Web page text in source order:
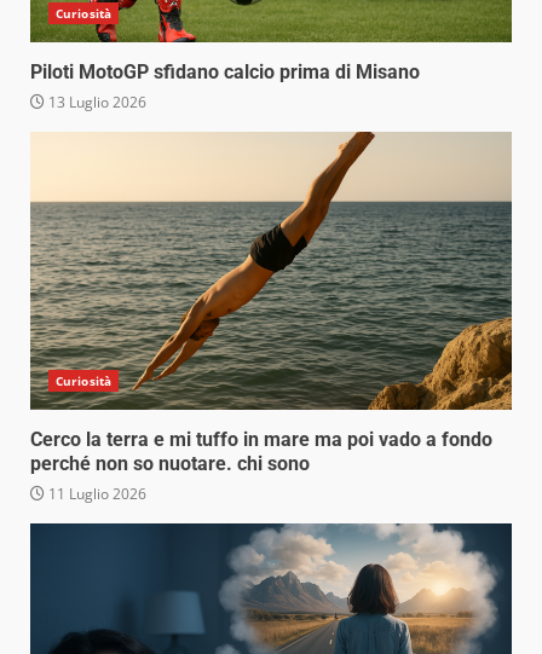
Curiosità
Piloti MotoGP sfidano calcio prima di Misano
13 Luglio 2026
Curiosità
Cerco la terra e mi tuffo in mare ma poi vado a fondo
perché non so nuotare. chi sono
11 Luglio 2026